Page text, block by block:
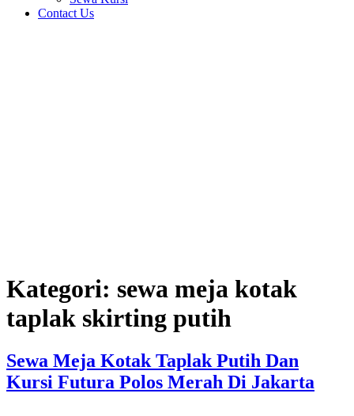
Contact Us
Kategori: sewa meja kotak
taplak skirting putih
Sewa Meja Kotak Taplak Putih Dan
Kursi Futura Polos Merah Di Jakarta